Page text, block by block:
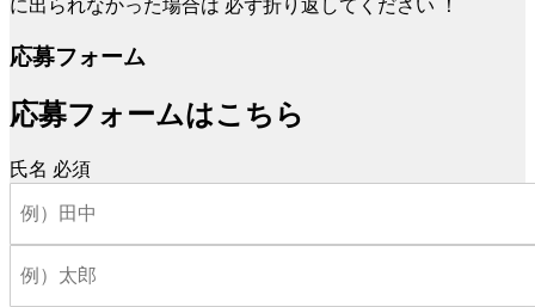
に出られなかった場合は 必ず折り返してください ！
応募フォーム
応募フォームはこちら
氏名 必須